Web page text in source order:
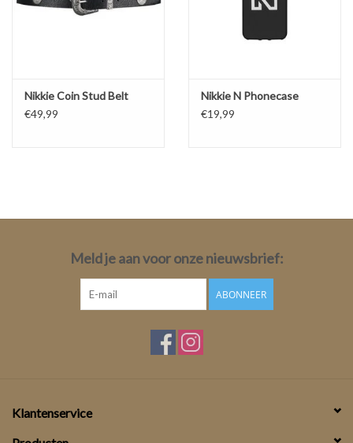
Nikkie Coin Stud Belt
€49,99
Nikkie N Phonecase
€19,99
Meld je aan voor onze nieuwsbrief:
ABONNEER
Klantenservice